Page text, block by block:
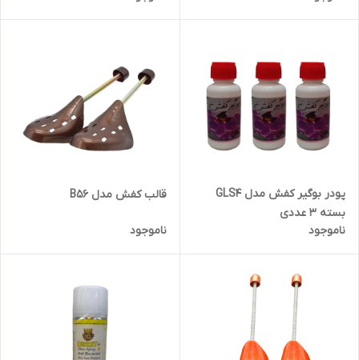
پودر بوگیر کفش مدل GLS4
بسته 3 عددی
ناموجود
قالب کفش مدل B56
ناموجود